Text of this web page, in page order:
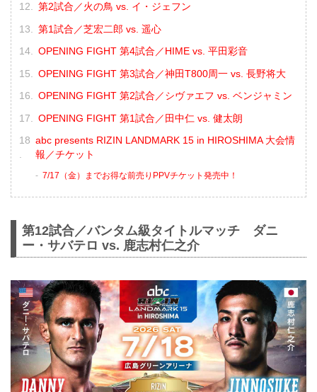
第2試合／火の鳥 vs. イ・ジェフン
第1試合／芝宏二郎 vs. 遥心
OPENING FIGHT 第4試合／HIME vs. 平田彩音
OPENING FIGHT 第3試合／神田T800周一 vs. 長野将大
OPENING FIGHT 第2試合／シヴァエフ vs. ベンジャミン
OPENING FIGHT 第1試合／田中仁 vs. 健太朗
abc presents RIZIN LANDMARK 15 in HIROSHIMA 大会情
報／チケット
7/17（金）までお得な前売りPPVチケット発売中！
第12試合／バンタム級タイトルマッチ ダニ
ー・サバテロ vs. 鹿志村仁之介